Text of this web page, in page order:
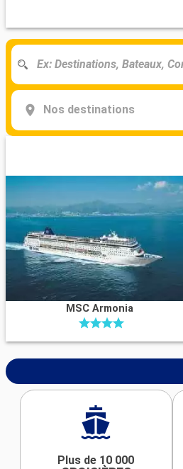
Nos destinations
MSC Armonia
Plus de 10 000